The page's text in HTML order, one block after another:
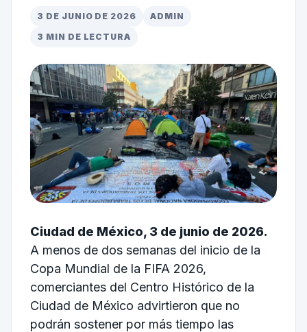
3 DE JUNIO DE 2026
ADMIN
3 MIN DE LECTURA
Ciudad de México, 3 de junio de 2026.
A menos de dos semanas del inicio de la
Copa Mundial de la FIFA 2026,
comerciantes del Centro Histórico de la
Ciudad de México advirtieron que no
podrán sostener por más tiempo las